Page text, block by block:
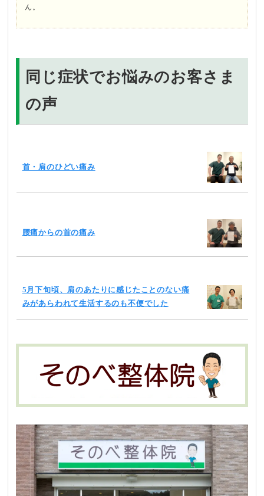
ん。
同じ症状でお悩みのお客さま
の声
首・肩のひどい痛み
腰痛からの首の痛み
5月下旬頃、肩のあたりに感じたことのない痛
みがあらわれて生活するのも不便でした